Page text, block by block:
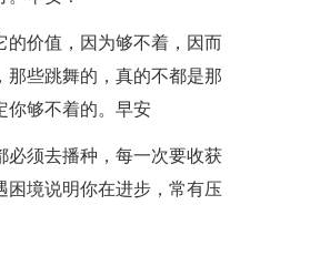
的价值，因为够不着，因而
那些跳舞的，真的不都是那
你够不着的。早安
必须去播种，每一次要收获
困境说明你在进步，常有压